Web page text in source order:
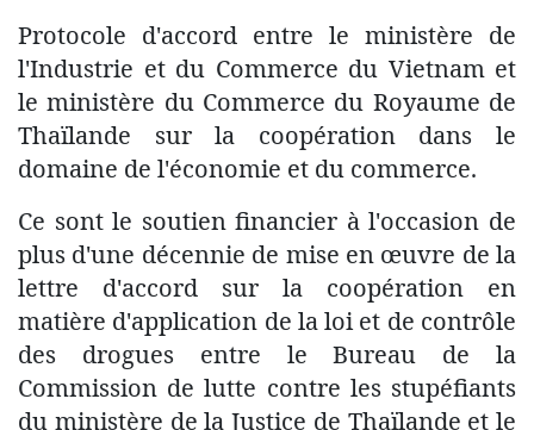
Protocole d'accord entre le ministère de
l'Industrie et du Commerce du Vietnam et
le ministère du Commerce du Royaume de
Thaïlande sur la coopération dans le
domaine de l'économie et du commerce.
Ce sont le soutien financier à l'occasion de
plus d'une décennie de mise en œuvre de la
lettre d'accord sur la coopération en
matière d'application de la loi et de contrôle
des drogues entre le Bureau de la
Commission de lutte contre les stupéfiants
du ministère de la Justice de Thaïlande et le